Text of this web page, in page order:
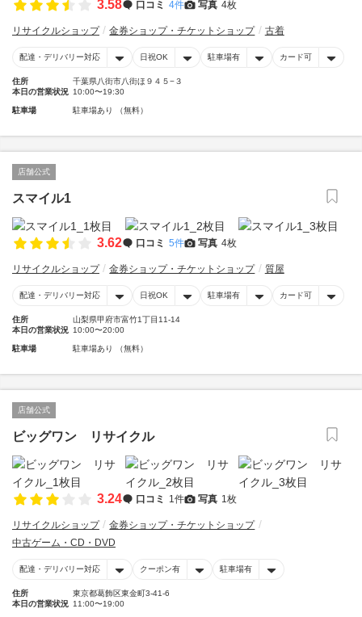
3.58 口コミ 4件 写真 4枚
リサイクルショップ 金券ショップ・チケットショップ 古着
配達・デリバリー対応 日祝OK 駐車場有 カード可
住所
千葉県八街市八街ほ９４５−３
本日の営業状況 10:00〜19:30
駐車場 駐車場あり （無料）
店舗公式
スマイル1
3.62 口コミ 5件 写真 4枚
リサイクルショップ 金券ショップ・チケットショップ 質屋
配達・デリバリー対応 日祝OK 駐車場有 カード可
住所
山梨県甲府市富竹1丁目11-14
本日の営業状況 10:00〜20:00
駐車場 駐車場あり （無料）
店舗公式
ビッグワン リサイクル
3.24 口コミ 1件 写真 1枚
リサイクルショップ
金券ショップ・チケットショップ
中古ゲーム・CD・DVD
配達・デリバリー対応 クーポン有 駐車場有
住所
東京都葛飾区東金町3-41-6
本日の営業状況 11:00〜19:00